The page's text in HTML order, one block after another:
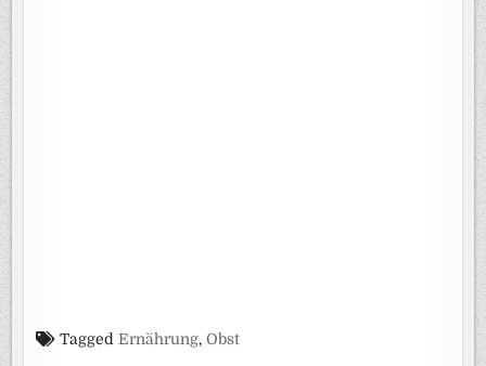
TaggedErnährung,Obst